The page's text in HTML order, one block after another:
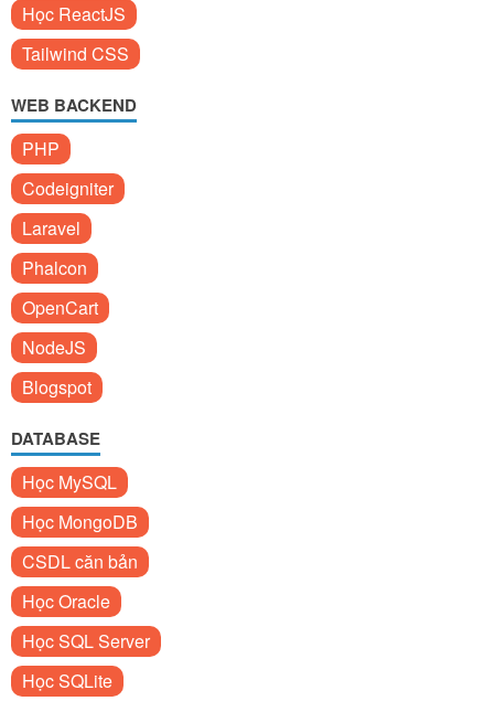
Học ReactJS
Tailwind CSS
WEB BACKEND
PHP
Codeigniter
Laravel
Phalcon
OpenCart
NodeJS
Blogspot
DATABASE
Học MySQL
Học MongoDB
CSDL căn bản
Học Oracle
Học SQL Server
Học SQLite